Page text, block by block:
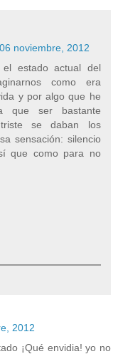
noviembre, 2012
estado actual del
como era
y por algo que he
que ser bastante
se daban los
sensación: silencio
que como para no
2012
¡Qué envidia! yo no